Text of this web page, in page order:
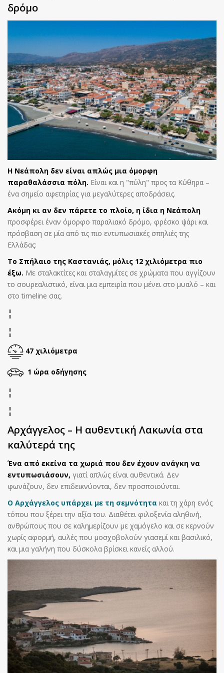
δρόμο
Η Νεάπολη δεν είναι απλώς μια όμορφη
παραθαλάσσια πόλη. Είναι και η "πύλη" προς τα Κύθηρα –
ένα σημείο αφετηρίας για μεγαλύτερες αποδράσεις.
Ακόμη κι αν δεν πάρετε το πλοίο, η ίδια η Νεάπολη
προσφέρει έναν όμορφο παραλιακό δρόμο, φρέσκο ψάρι και
πρόσβαση σε μία από τις πιο εντυπωσιακές σπηλιές της
Ελλάδας:
Το Σπήλαιο της Καστανιάς, μόλις 12 χιλιόμετρα πιο
έξω. Με σταλακτίτες και σταλαγμίτες σε χρώματα που αγγίζουν
το σουρεαλιστικό, είναι μια εμπειρία που μένει στο μυαλό – και
στο timeline σας.
¦
¦
47 χιλιόμετρα
1 ώρα οδήγησης
¦
¦
Αρχάγγελος – Η αυθεντική Λακωνία στα
καλύτερά της
Ένα από εκείνα τα χωριά που δεν έχουν ανάγκη να
εντυπωσιάσουν, γιατί απλώς είναι αυθεντικά. Δεν
φωνάζουν, δεν επιδεικνύονται, δεν προσποιούνται.
Ο Αρχάγγελος υπάρχει με τη σεμνότητα και τη χάρη ενός
τόπου που ξέρει την αξία του. Διαθέτει φιλοξενία αληθινή,
ανθρώπους που σε καλημερίζουν με χαμόγελο και σε κερνούν
χωρίς αφορμή, αυλές που μοσχοβολούν γιασεμί και βασιλικό,
και μια γαλήνη που δύσκολα βρίσκει κανείς αλλού.